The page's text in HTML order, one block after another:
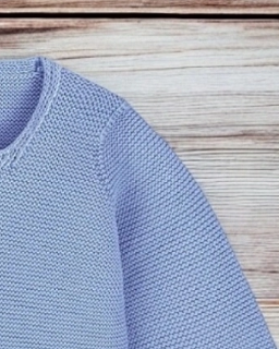
Blusas y camisas
Chaquetas y abrigos
Complementos
Conjuntos
Peleles y ranitas
Ropa interior
Vestidos